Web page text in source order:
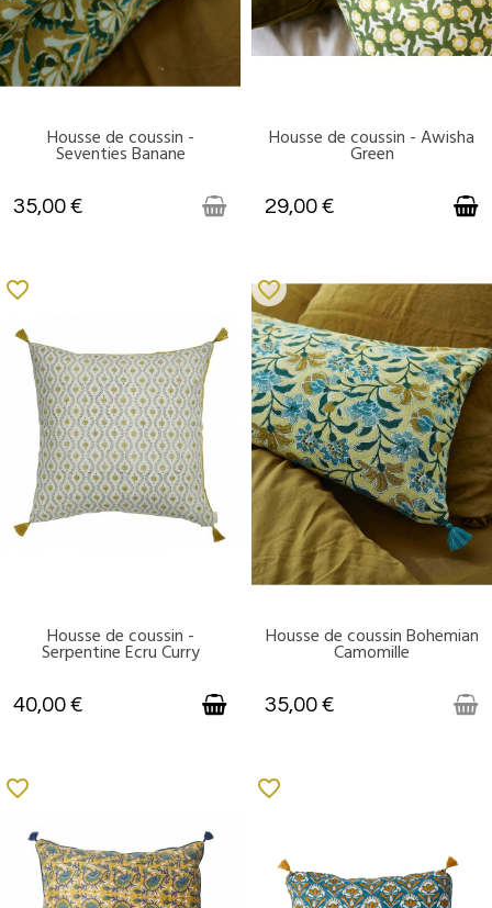
VICTIME DE SON SUCCÈS
Housse de coussin -
Seventies Banane
35,00 €
DISPONIBLE
Housse de coussin - Awisha
Green
29,00 €
DISPONIBLE
favorite_border
Housse de coussin -
Serpentine Ecru Curry
40,00 €
VICTIME DE SON SUCCÈS
favorite_border
Housse de coussin Bohemian
Camomille
35,00 €
favorite_border favorite_border